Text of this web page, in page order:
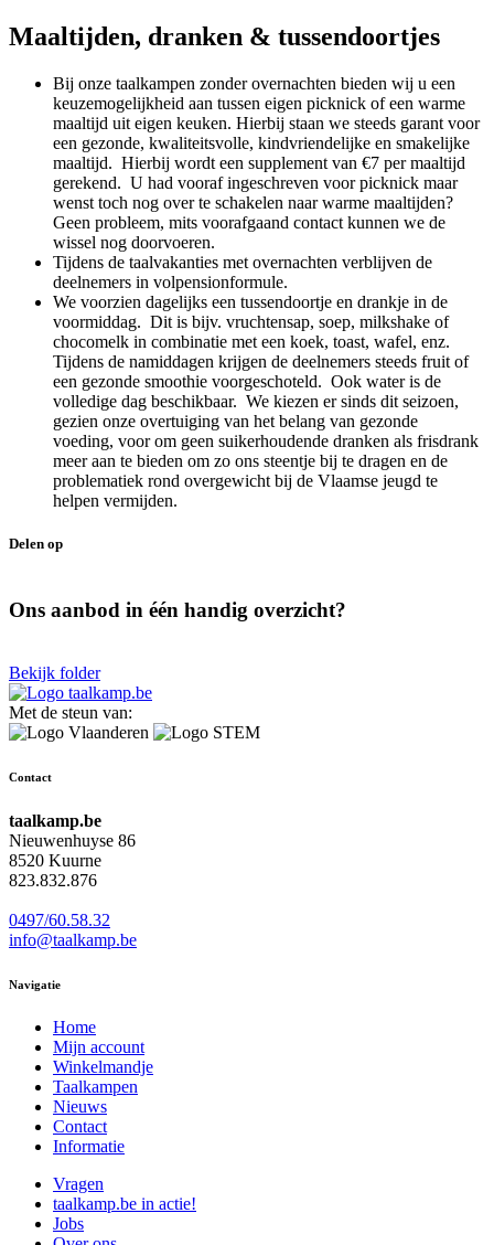
Maaltijden, dranken & tussendoortjes
Bij onze taalkampen zonder overnachten bieden wij u een
keuzemogelijkheid aan tussen eigen picknick of een warme
maaltijd uit eigen keuken. Hierbij staan we steeds garant voor
een gezonde, kwaliteitsvolle, kindvriendelijke en smakelijke
maaltijd. Hierbij wordt een supplement van €7 per maaltijd
gerekend. U had vooraf ingeschreven voor picknick maar
wenst toch nog over te schakelen naar warme maaltijden?
Geen probleem, mits voorafgaand contact kunnen we de
wissel nog doorvoeren.
Tijdens de taalvakanties met overnachten verblijven de
deelnemers in volpensionformule.
We voorzien dagelijks een tussendoortje en drankje in de
voormiddag. Dit is bijv. vruchtensap, soep, milkshake of
chocomelk in combinatie met een koek, toast, wafel, enz.
Tijdens de namiddagen krijgen de deelnemers steeds fruit of
een gezonde smoothie voorgeschoteld. Ook water is de
volledige dag beschikbaar. We kiezen er sinds dit seizoen,
gezien onze overtuiging van het belang van gezonde
voeding, voor om geen suikerhoudende dranken als frisdrank
meer aan te bieden om zo ons steentje bij te dragen en de
problematiek rond overgewicht bij de Vlaamse jeugd te
helpen vermijden.
Delen op
Ons aanbod in één handig overzicht?
Bekijk folder
Met de steun van:
Contact
taalkamp.be
Nieuwenhuyse 86
8520 Kuurne
823.832.876
0497/60.58.32
info@taalkamp.be
Navigatie
Home
Mijn account
Winkelmandje
Taalkampen
Nieuws
Contact
Informatie
Vragen
taalkamp.be in actie!
Jobs